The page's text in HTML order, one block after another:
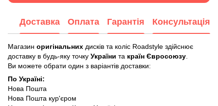
Доставка Оплата Гарантія Консультація
Магазин оригінальних дисків та коліс Roadstyle здійснює
доставку в будь-яку точку України та країн Євросоюзу
Ви можете обрати один з варіантів доставки:
По Україні:
Нова Пошта
Нова Пошта кур'єром